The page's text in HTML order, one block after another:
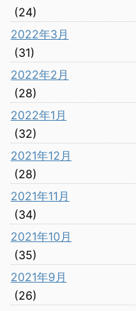
(24)
2022年3月
(31)
2022年2月
(28)
2022年1月
(32)
2021年12月
(28)
2021年11月
(34)
2021年10月
(35)
2021年9月
(26)